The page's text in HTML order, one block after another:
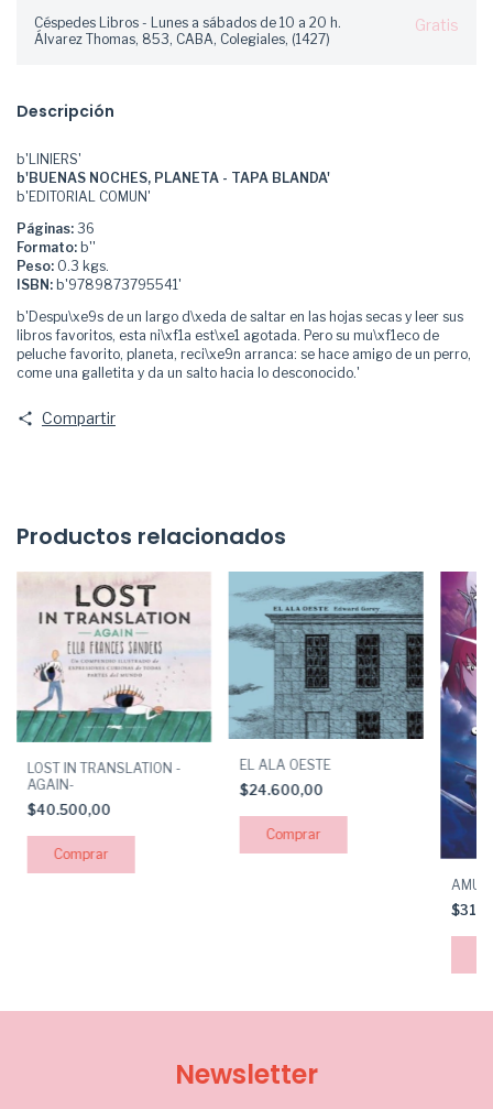
Céspedes Libros - Lunes a sábados de 10 a 20 h.
Álvarez Thomas, 853, CABA, Colegiales, (1427)
Gratis
Descripción
b'LINIERS'
b'BUENAS NOCHES, PLANETA - TAPA BLANDA'
b'EDITORIAL COMUN'
Páginas: 36
Formato: b''
Peso: 0.3 kgs.
ISBN: b'9789873795541'
b'Despu\xe9s de un largo d\xeda de saltar en las hojas secas y leer sus
libros favoritos, esta ni\xf1a est\xe1 agotada. Pero su mu\xf1eco de
peluche favorito, planeta, reci\xe9n arranca: se hace amigo de un perro,
come una galletita y da un salto hacia lo desconocido.'
Compartir
Productos relacionados
LOST IN TRANSLATION -
AGAIN-
$40.500,00
EL ALA OESTE
$24.600,00
Newsletter